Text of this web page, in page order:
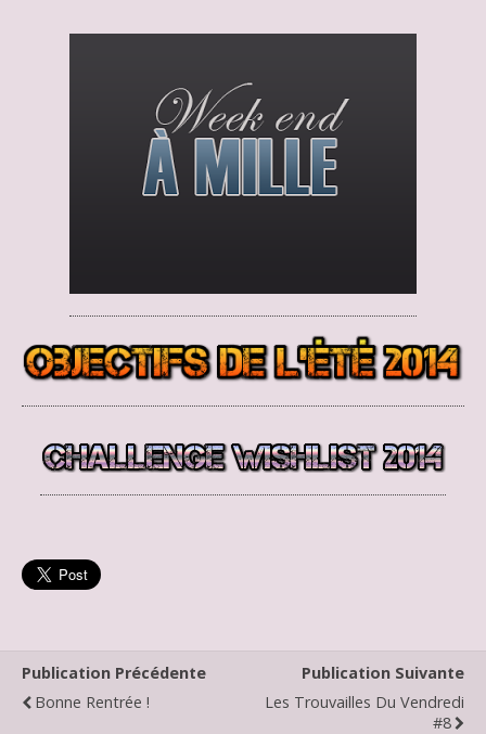
Publication Précédente
Bonne Rentrée !
Publication Suivante
Les Trouvailles Du Vendredi
#8